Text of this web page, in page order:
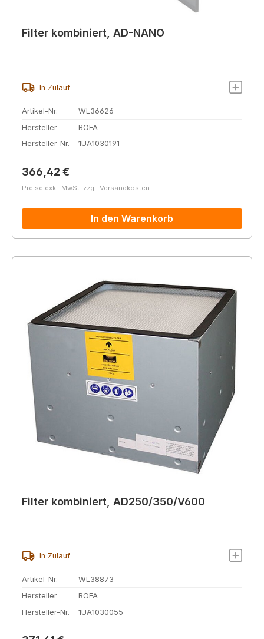
Filter kombiniert, AD-NANO
In Zulauf
Artikel-Nr.
WL36626
Hersteller
BOFA
Hersteller-Nr.
1UA1030191
Regulärer Preis:
366,42 €
Preise exkl. MwSt. zzgl. Versandkosten
In den Warenkorb
Filter kombiniert, AD250/350/V600
In Zulauf
Artikel-Nr.
WL38873
Hersteller
BOFA
Hersteller-Nr.
1UA1030055